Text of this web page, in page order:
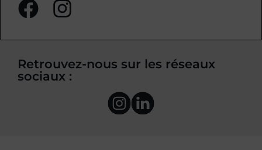
Retrouvez-nous sur les réseaux
sociaux :